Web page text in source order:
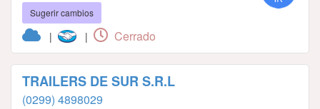
Sugerir cambios
| | Cerrado
TRAILERS DE SUR S.R.L
(0299) 4898029